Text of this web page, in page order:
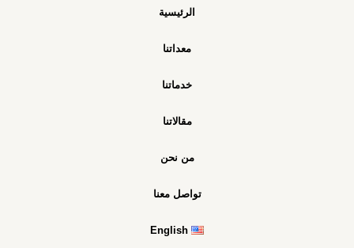
الرئيسية
معداتنا
خدماتنا
مقالاتنا
من نحن
تواصل معنا
English